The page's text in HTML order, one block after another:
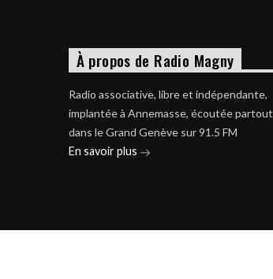
À propos de Radio Magny
Radio associative, libre et indépendante,
implantée à Annemasse, écoutée partout
dans le Grand Genève sur 91.5 FM
En savoir plus